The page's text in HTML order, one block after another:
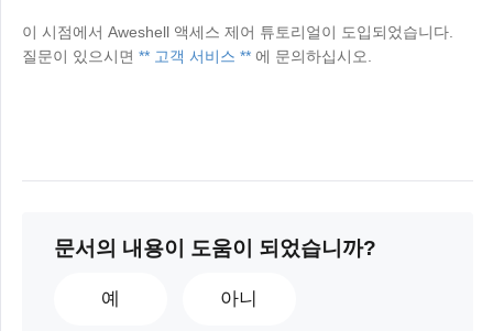
이 시점에서 Aweshell 액세스 제어 튜토리얼이 도입되었습니다.
질문이 있으시면** 고객 서비스 ** 에 문의하십시오.
문서의 내용이 도움이 되었습니까?
예 아니